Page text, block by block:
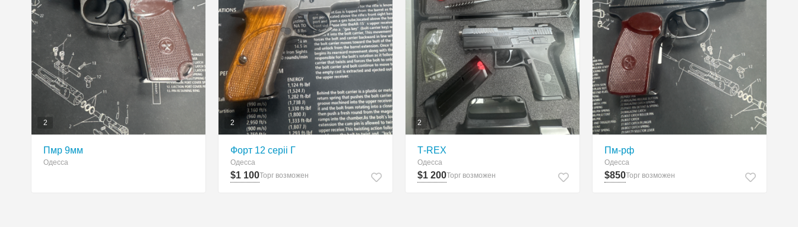
2
Пмр 9мм
Одесса
2
Форт 12 серіі Г
Одесса
$1 100Торг возможен
2
Т-REX
Одесса
$1 200Торг возможен
Пм-рф
Одесса
$850Торг возможен